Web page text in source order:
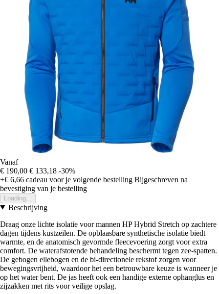
Vanaf
€ 190,00 € 133,18 -30%
+€ 6,66 cadeau voor je volgende bestelling Bijgeschreven na
bevestiging van je bestelling
Loading...
Beschrijving
Draag onze lichte isolatie voor mannen HP Hybrid Stretch op zachtere
dagen tijdens kustzeilen. De opblaasbare synthetische isolatie biedt
warmte, en de anatomisch gevormde fleecevoering zorgt voor extra
comfort. De waterafstotende behandeling beschermt tegen zee-spatten.
De gebogen ellebogen en de bi-directionele rekstof zorgen voor
bewegingsvrijheid, waardoor het een betrouwbare keuze is wanneer je
op het water bent. De jas heeft ook een handige externe ophanglus en
zijzakken met rits voor veilige opslag.